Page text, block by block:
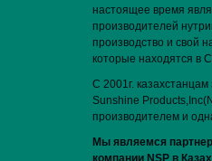
настоящее время
производителей
производство и свой
которые находятся в
С 2001г.
Sunshine
производителем и
Мы являемся
компании NSP в